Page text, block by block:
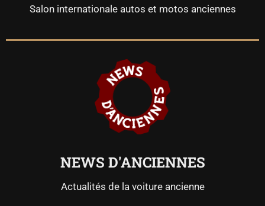
Salon internationale autos et motos anciennes
NEWS D'ANCIENNES
Actualités de la voiture ancienne